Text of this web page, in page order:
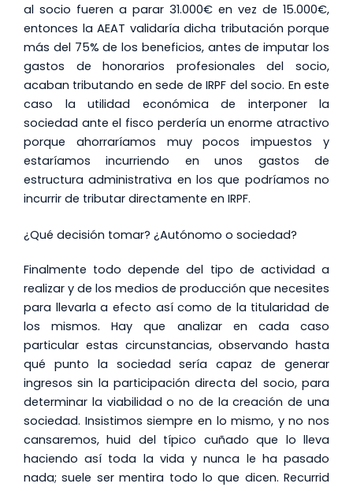
al socio fueren a parar 31.000€ en vez de 15.000€,
entonces la AEAT validaría dicha tributación porque
más del 75% de los beneficios, antes de imputar los
gastos de honorarios profesionales del socio,
acaban tributando en sede de IRPF del socio. En este
caso la utilidad económica de interponer la
sociedad ante el fisco perdería un enorme atractivo
porque ahorraríamos muy pocos impuestos y
estaríamos incurriendo en unos gastos de
estructura administrativa en los que podríamos no
incurrir de tributar directamente en IRPF.
¿Qué decisión tomar? ¿Autónomo o sociedad?
Finalmente todo depende del tipo de actividad a
realizar y de los medios de producción que necesites
para llevarla a efecto así como de la titularidad de
los mismos. Hay que analizar en cada caso
particular estas circunstancias, observando hasta
qué punto la sociedad sería capaz de generar
ingresos sin la participación directa del socio, para
determinar la viabilidad o no de la creación de una
sociedad. Insistimos siempre en lo mismo, y no nos
cansaremos, huid del típico cuñado que lo lleva
haciendo así toda la vida y nunca le ha pasado
nada; suele ser mentira todo lo que dicen. Recurrid